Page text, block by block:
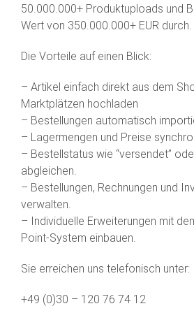
50.000.000+ Produktuploads und
Wert von 350.000.000+ EUR durch.
Die Vorteile auf einen Blick:
– Artikel einfach direkt aus dem
Marktplätzen hochladen
– Bestellungen automatisch
– Lagermengen und Preise
– Bestellstatus wie “versendet”
abgleichen.
– Bestellungen, Rechnungen und
verwalten.
– Individuelle Erweiterungen mit
Point-System einbauen.
Sie erreichen uns telefonisch unter:
+49 (0)30 – 120 76 74 12